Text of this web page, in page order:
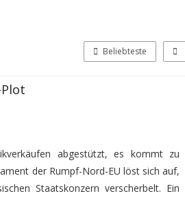
Beliebteste
abgestützt, es kommt zu
der Rumpf-Nord-EU löst sich auf,
Staatskonzern verscherbelt. Ein